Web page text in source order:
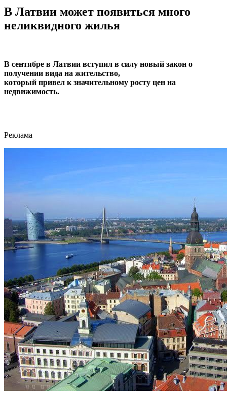
В Латвии может появиться много
неликвидного жилья
В сентябре в Латвии вступил в силу новый закон о
получении вида на жительство,
который привел к значительному росту цен на
недвижимость.
Реклама